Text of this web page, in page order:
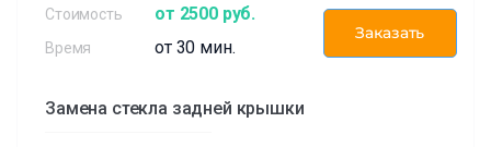
от 2500 руб.
от 30 мин.
Заказать
Замена стекла задней крышки